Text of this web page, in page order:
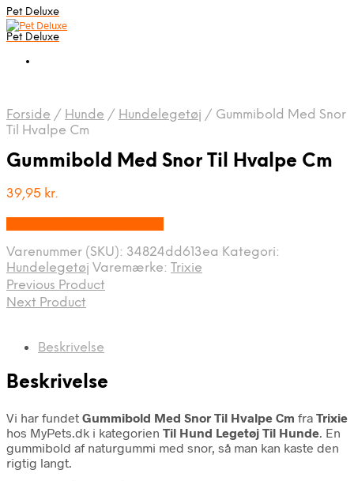
Pet Deluxe
Pet Deluxe
Forside / Hunde / Hundelegetøj / Gummibold Med Snor
Til Hvalpe Cm
Gummibold Med Snor Til Hvalpe Cm
39,95 kr.
Varenummer (SKU): 34824dd613ea Kategori:
Hundelegetøj Varemærke: Trixie
Previous Product
Next Product
Beskrivelse
Beskrivelse
Vi har fundet Gummibold Med Snor Til Hvalpe Cm fra Trixie
hos MyPets.dk i kategorien Til Hund Legetøj Til Hunde. En
gummibold af naturgummi med snor, så man kan kaste den
rigtig langt.